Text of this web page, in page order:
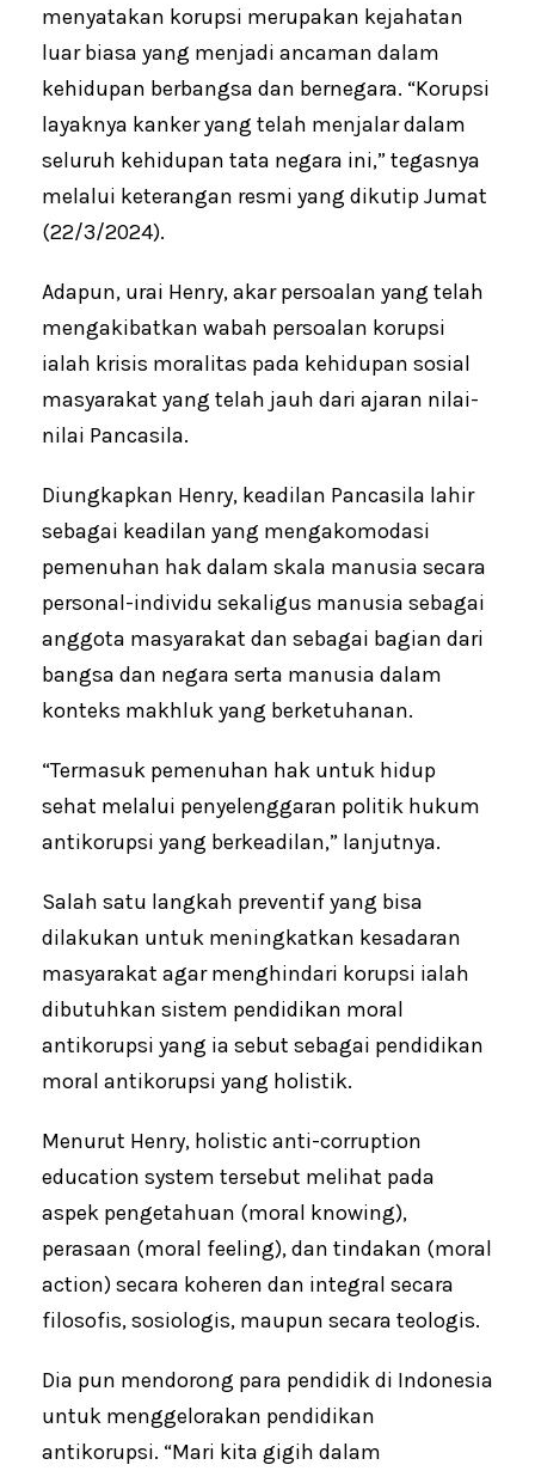
menyatakan korupsi merupakan kejahatan
luar biasa yang menjadi ancaman dalam
kehidupan berbangsa dan bernegara. “Korupsi
layaknya kanker yang telah menjalar dalam
seluruh kehidupan tata negara ini,” tegasnya
melalui keterangan resmi yang dikutip Jumat
(22/3/2024).
Adapun, urai Henry, akar persoalan yang telah
mengakibatkan wabah persoalan korupsi
ialah krisis moralitas pada kehidupan sosial
masyarakat yang telah jauh dari ajaran nilai-
nilai Pancasila.
Diungkapkan Henry, keadilan Pancasila lahir
sebagai keadilan yang mengakomodasi
pemenuhan hak dalam skala manusia secara
personal-individu sekaligus manusia sebagai
anggota masyarakat dan sebagai bagian dari
bangsa dan negara serta manusia dalam
konteks makhluk yang berketuhanan.
“Termasuk pemenuhan hak untuk hidup
sehat melalui penyelenggaran politik hukum
antikorupsi yang berkeadilan,” lanjutnya.
Salah satu langkah preventif yang bisa
dilakukan untuk meningkatkan kesadaran
masyarakat agar menghindari korupsi ialah
dibutuhkan sistem pendidikan moral
antikorupsi yang ia sebut sebagai pendidikan
moral antikorupsi yang holistik.
Menurut Henry, holistic anti-corruption
education system tersebut melihat pada
aspek pengetahuan (moral knowing),
perasaan (moral feeling), dan tindakan (moral
action) secara koheren dan integral secara
filosofis, sosiologis, maupun secara teologis.
Dia pun mendorong para pendidik di Indonesia
untuk menggelorakan pendidikan
antikorupsi. “Mari kita gigih dalam